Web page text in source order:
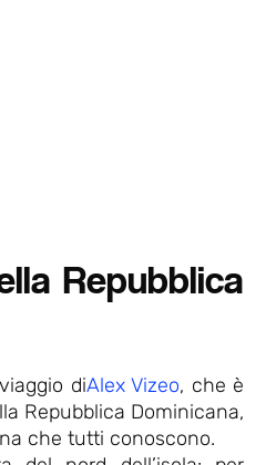
Repubblica
diAlex Vizeo, che è
Repubblica Dominicana,
che tutti conoscono.